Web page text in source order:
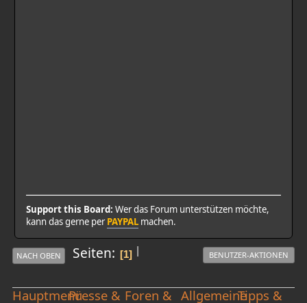
Support this Board: Wer das Forum unterstützen möchte,
kann das gerne perPAYPAL machen.
|
NACH OBEN Seiten 1 BENUTZER-AKTIONEN
HauptmenüPresse & Foren & AllgemeineTipps &